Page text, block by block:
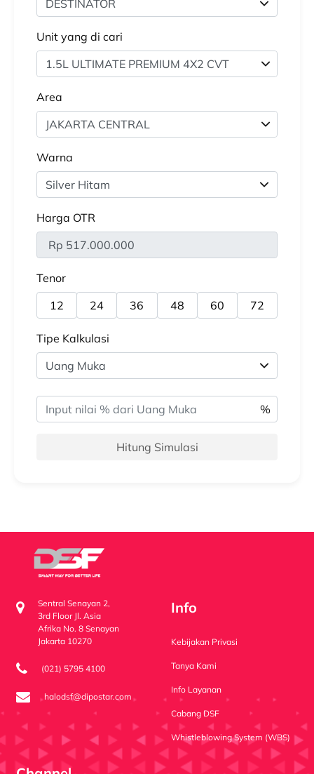
Unit yang di cari
1.5L ULTIMATE PREMIUM 4X2 CVT
Area
JAKARTA CENTRAL
Warna
Harga OTR
Rp 517.000.000
Tenor
12
24 36 48 60 72
Tipe Kalkulasi
Hitung Simulasi
Sentral Senayan 2,
3rd Floor Jl. Asia
Afrika No. 8 Senayan
Jakarta 10270
(021) 5795 4100
halodsf@dipostar.com
Info
Kebijakan Privasi
Tanya Kami
Info Layanan
Cabang DSF
Whistleblowing System (WBS)